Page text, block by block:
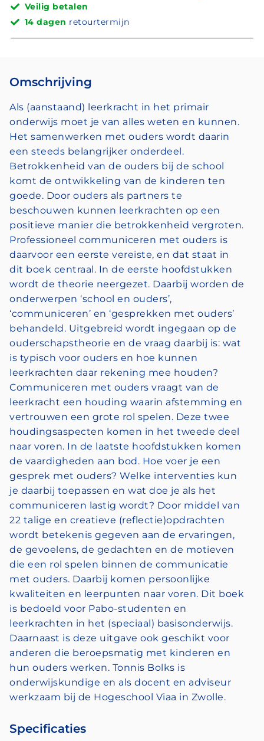
Veilig betalen
14 dagen retourtermijn
Omschrijving
Als (aanstaand) leerkracht in het primair
onderwijs moet je van alles weten en kunnen.
Het samenwerken met ouders wordt daarin
een steeds belangrijker onderdeel.
Betrokkenheid van de ouders bij de school
komt de ontwikkeling van de kinderen ten
goede. Door ouders als partners te
beschouwen kunnen leerkrachten op een
positieve manier die betrokkenheid vergroten.
Professioneel communiceren met ouders is
daarvoor een eerste vereiste, en dat staat in
dit boek centraal. In de eerste hoofdstukken
wordt de theorie neergezet. Daarbij worden de
onderwerpen ‘school en ouders’,
‘communiceren’ en ‘gesprekken met ouders’
behandeld. Uitgebreid wordt ingegaan op de
ouderschapstheorie en de vraag daarbij is: wat
is typisch voor ouders en hoe kunnen
leerkrachten daar rekening mee houden?
Communiceren met ouders vraagt van de
leerkracht een houding waarin afstemming en
vertrouwen een grote rol spelen. Deze twee
houdingsaspecten komen in het tweede deel
naar voren. In de laatste hoofdstukken komen
de vaardigheden aan bod. Hoe voer je een
gesprek met ouders? Welke interventies kun
je daarbij toepassen en wat doe je als het
communiceren lastig wordt? Door middel van
22 talige en creatieve (reflectie)opdrachten
wordt betekenis gegeven aan de ervaringen,
de gevoelens, de gedachten en de motieven
die een rol spelen binnen de communicatie
met ouders. Daarbij komen persoonlijke
kwaliteiten en leerpunten naar voren. Dit boek
is bedoeld voor Pabo-studenten en
leerkrachten in het (speciaal) basisonderwijs.
Daarnaast is deze uitgave ook geschikt voor
anderen die beroepsmatig met kinderen en
hun ouders werken. Tonnis Bolks is
onderwijskundige en als docent en adviseur
werkzaam bij de Hogeschool Viaa in Zwolle.
Specificaties